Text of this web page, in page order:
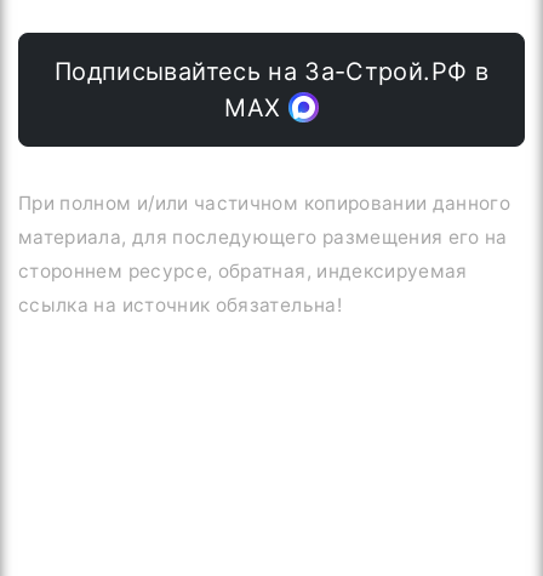
Подписывайтесь на За-Строй.РФ в
МАХ
При полном и/или частичном копировании данного
материала, для последующего размещения его на
стороннем ресурсе, обратная, индексируемая
ссылка на источник обязательна!